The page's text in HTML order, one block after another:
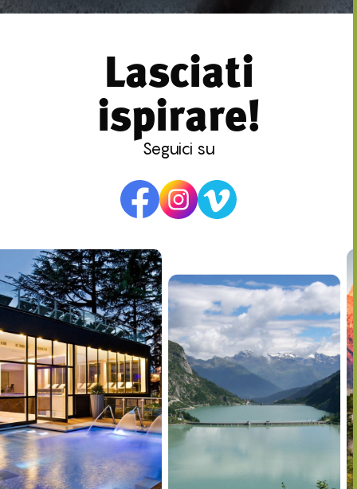
Lasciati
ispirare!
Seguici su